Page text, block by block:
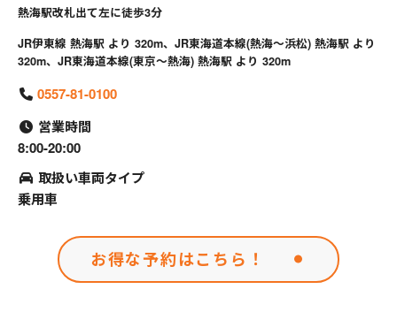
熱海駅改札出て左に徒歩3分
JR伊東線 熱海駅 より 320m、JR東海道本線(熱海～浜松) 熱海駅 より
320m、JR東海道本線(東京～熱海) 熱海駅 より 320m
0557-81-0100
営業時間
8:00-20:00
取扱い車両タイプ
乗用車
お得な予約はこちら！